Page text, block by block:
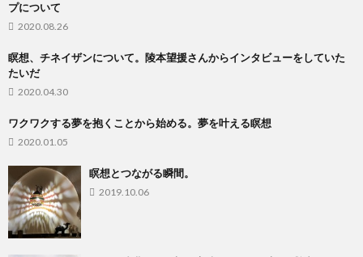
プについて
2020.08.26
瞑想、チネイザンについて。陵本望援さんからインタビューをしていた
たいだ
2020.04.30
ワクワクする夢を抱くことから始める。夢を叶える瞑想
2020.01.05
瞑想とつながる瞬間。
2019.10.06